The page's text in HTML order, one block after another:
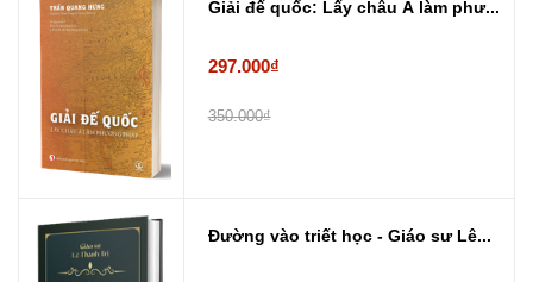
Giải đế quốc: Lấy châu Á làm phư...
297.000₫
350.000₫
Đường vào triết học - Giáo sư Lê...